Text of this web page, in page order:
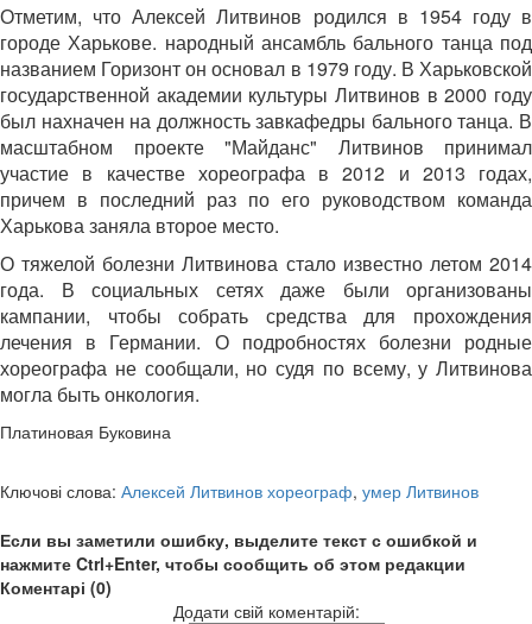
Отметим, что Алексей Литвинов родился в 1954 году в
городе Харькове. народный ансамбль бального танца под
названием Горизонт он основал в 1979 году. В Харьковской
государственной академии культуры Литвинов в 2000 году
был нахначен на должность завкафедры бального танца. В
масштабном проекте "Майданс" Литвинов принимал
участие в качестве хореографа в 2012 и 2013 годах,
причем в последний раз по его руководством команда
Харькова заняла второе место.
О тяжелой болезни Литвинова стало известно летом 2014
года. В социальных сетях даже были организованы
кампании, чтобы собрать средства для прохождения
лечения в Германии. О подробностях болезни родные
хореографа не сообщали, но судя по всему, у Литвинова
могла быть онкология.
Платиновая Буковина
Ключові слова: Алексей Литвинов хореограф, умер Литвинов
Если вы заметили ошибку, выделите текст с ошибкой и
нажмите Ctrl+Enter, чтобы сообщить об этом редакции
Коментарі (0)
Додати свій коментарій: